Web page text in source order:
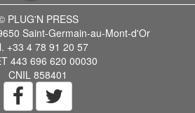
PLUG'N PRESS
Saint-Germain-au-Mont-d'Or
+33 4 78 91 20 57
443 696 620 00030
CNIL 858401